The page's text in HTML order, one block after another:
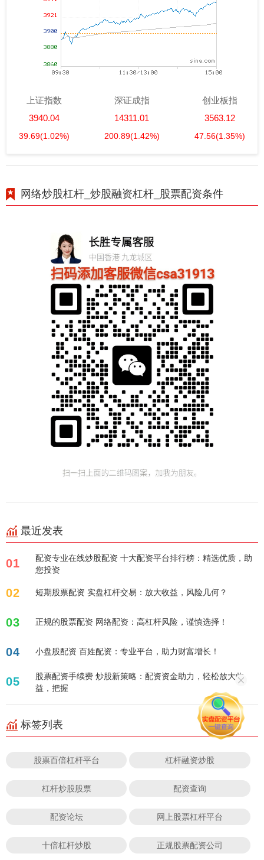
上证指数
3940.04
39.69(1.02%)
深证成指
14311.01
200.89(1.42%)
创业板指
3563.12
47.56(1.35%)
网络炒股杠杆_炒股融资杠杆_股票配资条件
最近发表
01
配资专业在线炒股配资 十大配资平台排行榜：精选优质，助
您投资
02 短期股票配资 实盘杠杆交易：放大收益，风险几何？
03 正规的股票配资 网络配资：高杠杆风险，谨慎选择！
04 小盘股配资 百姓配资：专业平台，助力财富增长！
05
股票配资手续费 炒股新策略：配资资金助力，轻松放大收
益，把握
标签列表
股票百倍杠杆平台 杠杆融资炒股
杠杆炒股股票 配资查询
配资论坛 网上股票杠杆平台
十倍杠杆炒股 正规股票配资公司